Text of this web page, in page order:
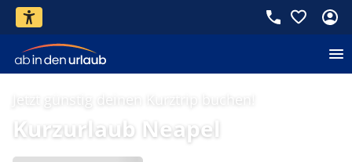
Jetzt günstig deinen Kurztrip buchen!
Kurzurlaub Neapel